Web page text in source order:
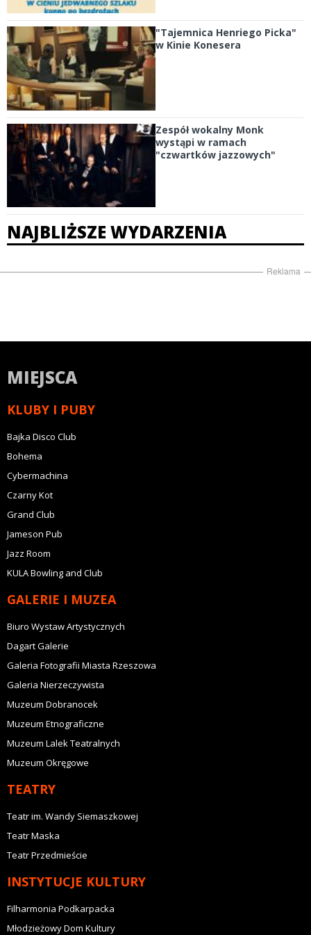
"Tajemnica Henriego Picka"
w Kinie Konesera
Zespół wokalny Monk
wystąpi w ramach
"czwartków jazzowych"
NAJBLIŻSZE WYDARZENIA
Reklama
MIEJSCA
KLUBY I PUBY
Bajka Disco Club
Bohema
Cybermachina
Czarny Kot
Grand Club
Jameson Pub
Jazz Room
KULA Bowling and Club
GALERIE I MUZEA
Biuro Wystaw Artystycznych
Dagart Galerie
Galeria Fotografii Miasta Rzeszowa
Galeria Nierzeczywista
Muzeum Dobranocek
Muzeum Etnograficzne
Muzeum Lalek Teatralnych
Muzeum Okręgowe
TEATRY
Teatr im. Wandy Siemaszkowej
Teatr Maska
Teatr Przedmieście
INSTYTUCJE KULTURY
Filharmonia Podkarpacka
Młodzieżowy Dom Kultury